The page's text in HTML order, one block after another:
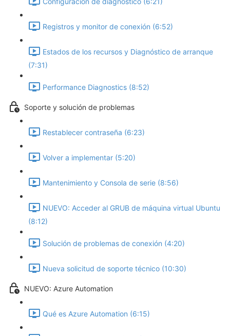
Registros y monitor de conexión (6:52)
Estados de los recursos y Diagnóstico de arranque
(7:31)
Performance Diagnostics (8:52)
Soporte y solución de problemas
Restablecer contraseña (6:23)
Volver a implementar (5:20)
Mantenimiento y Consola de serie (8:56)
NUEVO: Acceder al GRUB de máquina virtual Ubuntu
(8:12)
Solución de problemas de conexión (4:20)
Nueva solicitud de soporte técnico (10:30)
NUEVO: Azure Automation
Qué es Azure Automation (6:15)